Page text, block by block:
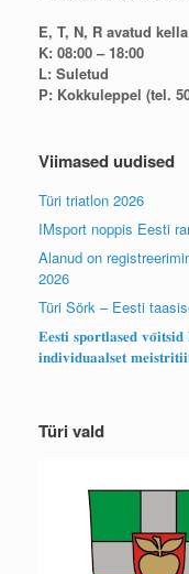
E, T, N, R avatud
K: 08:00 – 18:00
L: Suletud
P: Kokkuleppel (tel.
Viimased uudised
Türi triatlon 2026
IMsport noppis Eesti
Alanud on
2026
Türi Sörk – Eesti
𝐄𝐞𝐬𝐭𝐢 𝐬𝐩𝐨𝐫𝐭𝐥𝐚𝐬𝐞𝐝 𝐯𝐨̃𝐢𝐭𝐬𝐢𝐝
𝐢𝐧𝐝𝐢𝐯𝐢𝐝𝐮𝐚𝐚𝐥𝐬𝐞𝐭
Türi vald